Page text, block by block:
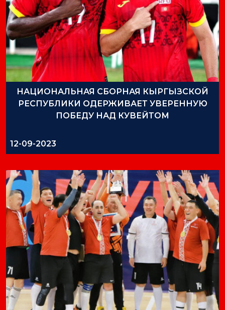
НАЦИОНАЛЬНАЯ СБОРНАЯ КЫРГЫЗСКОЙ
РЕСПУБЛИКИ ОДЕРЖИВАЕТ УВЕРЕННУЮ
ПОБЕДУ НАД КУВЕЙТОМ
12-09-2023